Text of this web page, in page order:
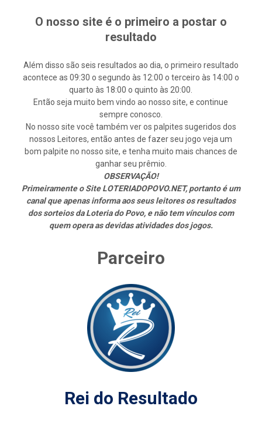
O nosso site é o primeiro a postar o
resultado
Além disso são seis resultados ao dia, o primeiro resultado
acontece as 09:30 o segundo às 12:00 o terceiro às 14:00 o
quarto às 18:00 o quinto às 20:00.
Então seja muito bem vindo ao nosso site, e continue
sempre conosco.
No nosso site você também ver os palpites sugeridos dos
nossos Leitores, então antes de fazer seu jogo veja um
bom palpite no nosso site, e tenha muito mais chances de
ganhar seu prêmio.
OBSERVAÇÃO!
Primeiramente o Site LOTERIADOPOVO.NET, portanto é um
canal que apenas informa aos seus leitores os resultados
dos sorteios da Loteria do Povo, e não tem vínculos com
quem opera as devidas atividades dos jogos.
Parceiro
Rei do Resultado